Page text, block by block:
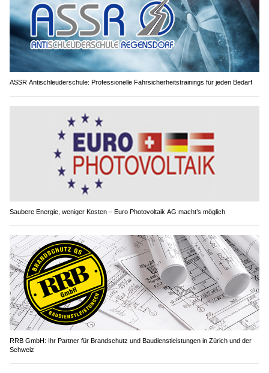
ASSR Antischleuderschule: Professionelle Fahrsicherheitstrainings für jeden Bedarf
Saubere Energie, weniger Kosten – Euro Photovoltaik AG macht’s möglich
RRB GmbH: Ihr Partner für Brandschutz und Baudienstleistungen in Zürich und der
Schweiz